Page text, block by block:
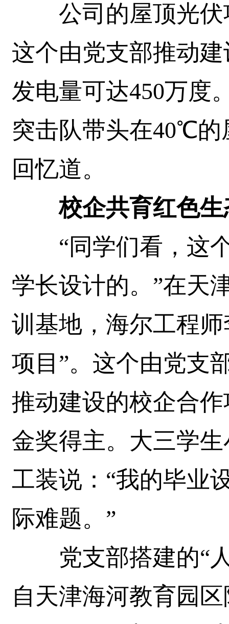
公司的屋顶光伏
这个由党支部推动
发电量可达450万度
突击队带头在40℃的
回忆道。
校企共育红色生
“同学们看，这个
学长设计的。”在天
训基地，海尔工程师
项目”。这个由党支
推动建设的校企合
金奖得主。大三学
工装说：“我的毕业
际难题。”
党支部搭建的“人
自天津海河教育园